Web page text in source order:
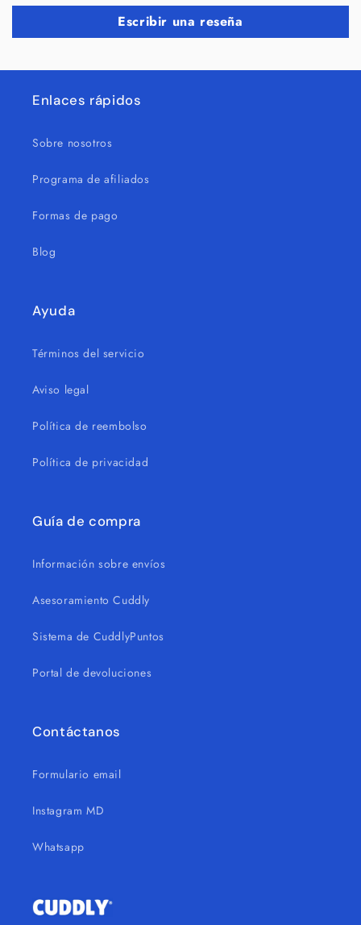
Escribir una reseña
Enlaces rápidos
Sobre nosotros
Programa de afiliados
Formas de pago
Blog
Ayuda
Términos del servicio
Aviso legal
Política de reembolso
Política de privacidad
Guía de compra
Información sobre envíos
Asesoramiento Cuddly
Sistema de CuddlyPuntos
Portal de devoluciones
Contáctanos
Formulario email
Instagram MD
Whatsapp